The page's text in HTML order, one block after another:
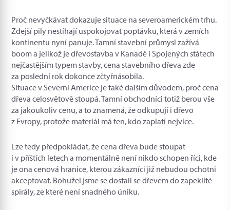
Proč nevyčkávat dokazuje situace na severoamerickém trhu.
Zdejší pily nestíhají uspokojovat poptávku, která v zemích
kontinentu nyní panuje. Tamní stavební průmysl zažívá
boom a jelikož je dřevostavba v Kanadě i Spojených státech
nejčastějším typem stavby, cena stavebního dřeva zde
za poslední rok dokonce zčtyřnásobila.
Situace v Severní Americe je také dalším důvodem, proč cena
dřeva celosvětově stoupá. Tamní obchodníci totiž berou vše
za jakoukoliv cenu, a to znamená, že odkupují i dřevo
z Evropy, protože materiál má ten, kdo zaplatí nejvíce.
Lze tedy předpokládat, že cena dřeva bude stoupat
i v příštích letech a momentálně není nikdo schopen říci, kde
je ona cenová hranice, kterou zákazníci již nebudou ochotni
akceptovat. Bohužel jsme se dostali se dřevem do zapeklité
spirály, ze které není snadného úniku.